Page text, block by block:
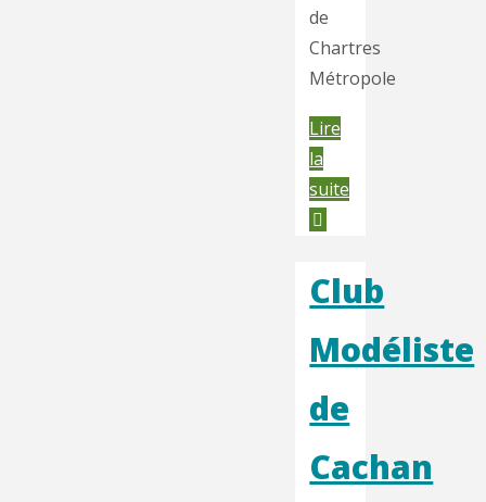
de
Chartres
Métropole
Lire
la
suite
Chartres"
Club
Modéliste
de
Cachan